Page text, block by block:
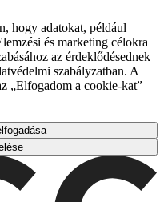
hogy adatokat, például
és marketing célokra
az érdeklődésednek
szabályzatban. A
„Elfogadom a cookie-kat”